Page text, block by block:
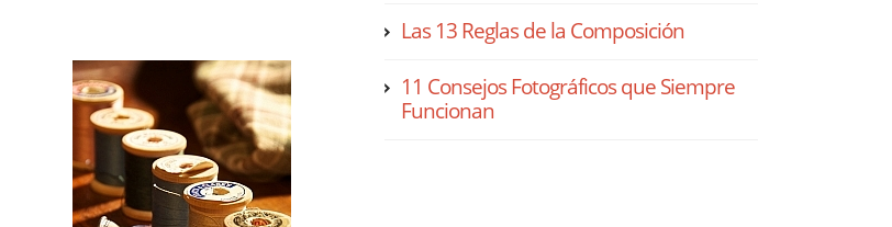
Las 13 Reglas de la Composición
11 Consejos Fotográficos que Siempre
Funcionan